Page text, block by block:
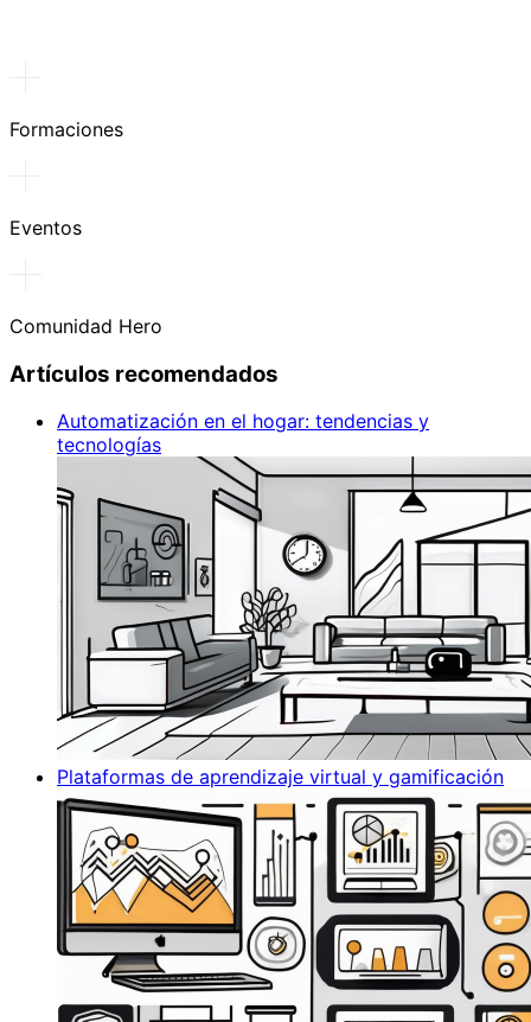
Formaciones
Eventos
Comunidad Hero
Artículos recomendados
Automatización en el hogar: tendencias y
tecnologías
Plataformas de aprendizaje virtual y gamificación